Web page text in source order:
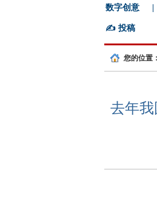
数字创意
✍️ 投稿
您的位置：
去年